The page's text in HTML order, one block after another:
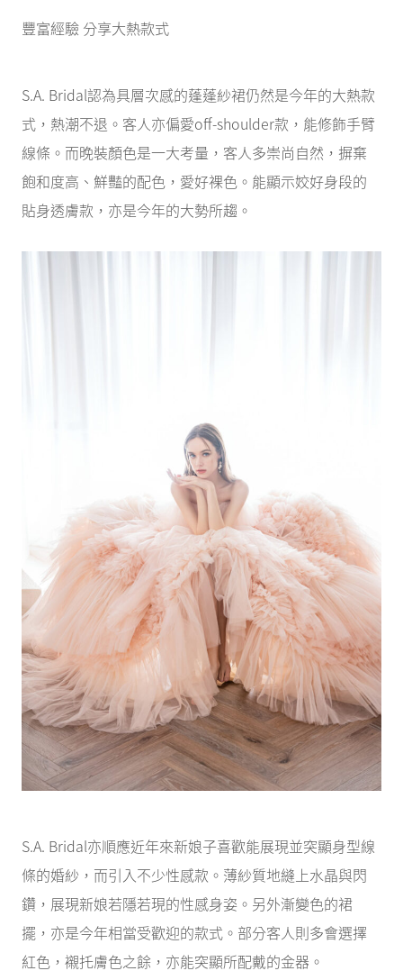
豐富經驗 分享大熱款式
S.A. Bridal認為具層次感的蓬蓬紗裙仍然是今年的大熱款
式，熱潮不退。客人亦偏愛off-shoulder款，能修飾手臂
線條。而晚裝顏色是一大考量，客人多崇尚自然，摒棄
飽和度高、鮮豔的配色，愛好裸色。能顯示姣好身段的
貼身透膚款，亦是今年的大勢所趨。
S.A. Bridal亦順應近年來新娘子喜歡能展現並突顯身型線
條的婚紗，而引入不少性感款。薄紗質地縫上水晶與閃
鑽，展現新娘若隱若現的性感身姿。另外漸變色的裙
擺，亦是今年相當受歡迎的款式。部分客人則多會選擇
紅色，襯托膚色之餘，亦能突顯所配戴的金器。